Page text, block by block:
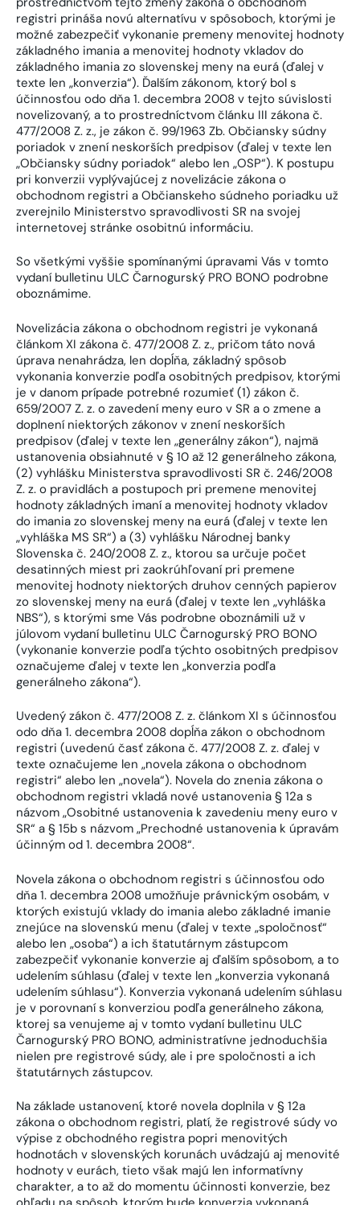
registri prináša novú alternatívu v spôsoboch, ktorými je
možné zabezpečiť vykonanie premeny menovitej hodnoty
základného imania a menovitej hodnoty vkladov do
základného imania zo slovenskej meny na eurá (ďalej v
texte len „konverzia“). Ďalším zákonom, ktorý bol s
účinnosťou odo dňa 1. decembra 2008 v tejto súvislosti
novelizovaný, a to prostredníctvom článku III zákona č.
477/2008 Z. z., je zákon č. 99/1963 Zb. Občiansky súdny
poriadok v znení neskorších predpisov (ďalej v texte len
„Občiansky súdny poriadok“ alebo len „OSP“). K postupu
pri konverzii vyplývajúcej z novelizácie zákona o
obchodnom registri a Občianskeho súdneho poriadku už
zverejnilo Ministerstvo spravodlivosti SR na svojej
internetovej stránke osobitnú informáciu.
So všetkými vyššie spomínanými úpravami Vás v tomto
vydaní bulletinu ULC Čarnogurský PRO BONO podrobne
oboznámime.
Novelizácia zákona o obchodnom registri je vykonaná
článkom XI zákona č. 477/2008 Z. z., pričom táto nová
úprava nenahrádza, len dopĺňa, základný spôsob
vykonania konverzie podľa osobitných predpisov, ktorými
je v danom prípade potrebné rozumieť (1) zákon č.
659/2007 Z. z. o zavedení meny euro v SR a o zmene a
doplnení niektorých zákonov v znení neskorších
predpisov (ďalej v texte len „generálny zákon“), najmä
ustanovenia obsiahnuté v § 10 až 12 generálneho zákona,
(2) vyhlášku Ministerstva spravodlivosti SR č. 246/2008
Z. z. o pravidlách a postupoch pri premene menovitej
hodnoty základných imaní a menovitej hodnoty vkladov
do imania zo slovenskej meny na eurá (ďalej v texte len
„vyhláška MS SR“) a (3) vyhlášku Národnej banky
Slovenska č. 240/2008 Z. z., ktorou sa určuje počet
desatinných miest pri zaokrúhľovaní pri premene
menovitej hodnoty niektorých druhov cenných papierov
zo slovenskej meny na eurá (ďalej v texte len „vyhláška
NBS“), s ktorými sme Vás podrobne oboznámili už v
júlovom vydaní bulletinu ULC Čarnogurský PRO BONO
(vykonanie konverzie podľa týchto osobitných predpisov
označujeme ďalej v texte len „konverzia podľa
generálneho zákona“).
Uvedený zákon č. 477/2008 Z. z. článkom XI s účinnosťou
odo dňa 1. decembra 2008 dopĺňa zákon o obchodnom
registri (uvedenú časť zákona č. 477/2008 Z. z. ďalej v
texte označujeme len „novela zákona o obchodnom
registri“ alebo len „novela“). Novela do znenia zákona o
obchodnom registri vkladá nové ustanovenia § 12a s
názvom „Osobitné ustanovenia k zavedeniu meny euro v
SR“ a § 15b s názvom „Prechodné ustanovenia k úpravám
účinným od 1. decembra 2008“.
Novela zákona o obchodnom registri s účinnosťou odo
dňa 1. decembra 2008 umožňuje právnickým osobám, v
ktorých existujú vklady do imania alebo základné imanie
znejúce na slovenskú menu (ďalej v texte „spoločnosť“
alebo len „osoba“) a ich štatutárnym zástupcom
zabezpečiť vykonanie konverzie aj ďalším spôsobom, a to
udelením súhlasu (ďalej v texte len „konverzia vykonaná
udelením súhlasu“). Konverzia vykonaná udelením súhlasu
je v porovnaní s konverziou podľa generálneho zákona,
ktorej sa venujeme aj v tomto vydaní bulletinu ULC
Čarnogurský PRO BONO, administratívne jednoduchšia
nielen pre registrové súdy, ale i pre spoločnosti a ich
štatutárnych zástupcov.
Na základe ustanovení, ktoré novela doplnila v § 12a
zákona o obchodnom registri, platí, že registrové súdy vo
výpise z obchodného registra popri menovitých
hodnotách v slovenských korunách uvádzajú aj menovité
hodnoty v eurách, tieto však majú len informatívny
charakter, a to až do momentu účinnosti konverzie, bez